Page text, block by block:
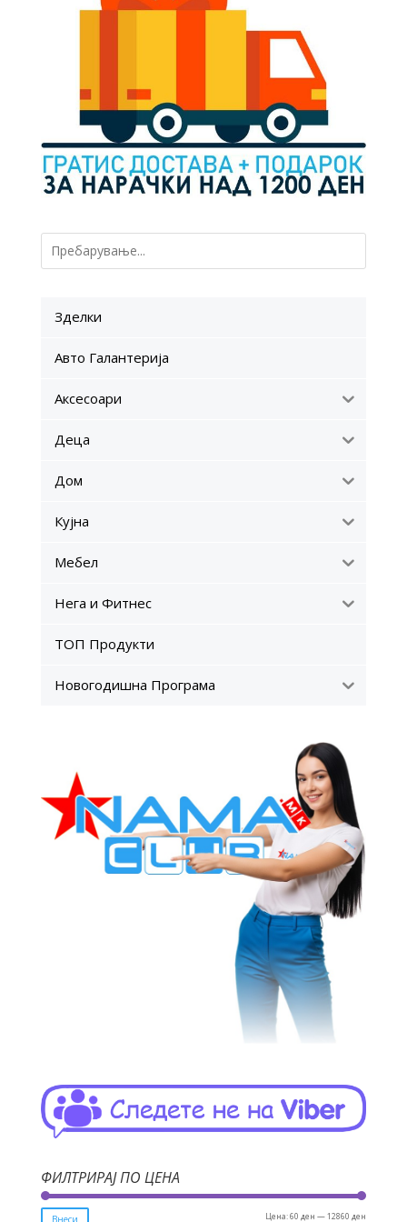
Зделки
Авто Галантерија
Аксесоари
Деца
Дом
Кујна
Мебел
Нега и Фитнес
ТОП Продукти
Новогодишна Програма
ФИЛТРИРАЈ ПО ЦЕНА
Цена:60 ден —12860 ден